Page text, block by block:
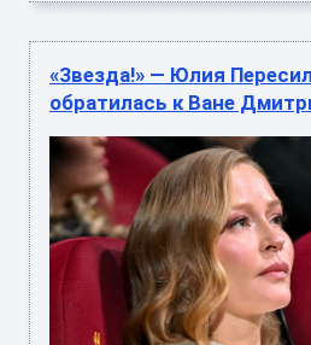
«Звезда!» — Юлия
обратилась к Ване